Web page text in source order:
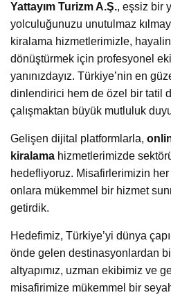
Yattayım Turizm A.Ş., eşsiz bir
yolculuğunuzu unutulmaz
kiralama hizmetlerimizle,
dönüştürmek için profesyonel
yanınızdayız. Türkiye’nin en
dinlendirici hem de özel bir tatil
çalışmaktan büyük mutluluk
Gelişen dijital platformlarla,
kiralama hizmetlerimizde
hedefliyoruz. Misafirlerimizin her
onlara mükemmel bir hizmet
getirdik.
Hedefimiz, Türkiye’yi dünya
önde gelen destinasyonlardan
altyapımız, uzman ekibimiz ve
misafirimize mükemmel bir